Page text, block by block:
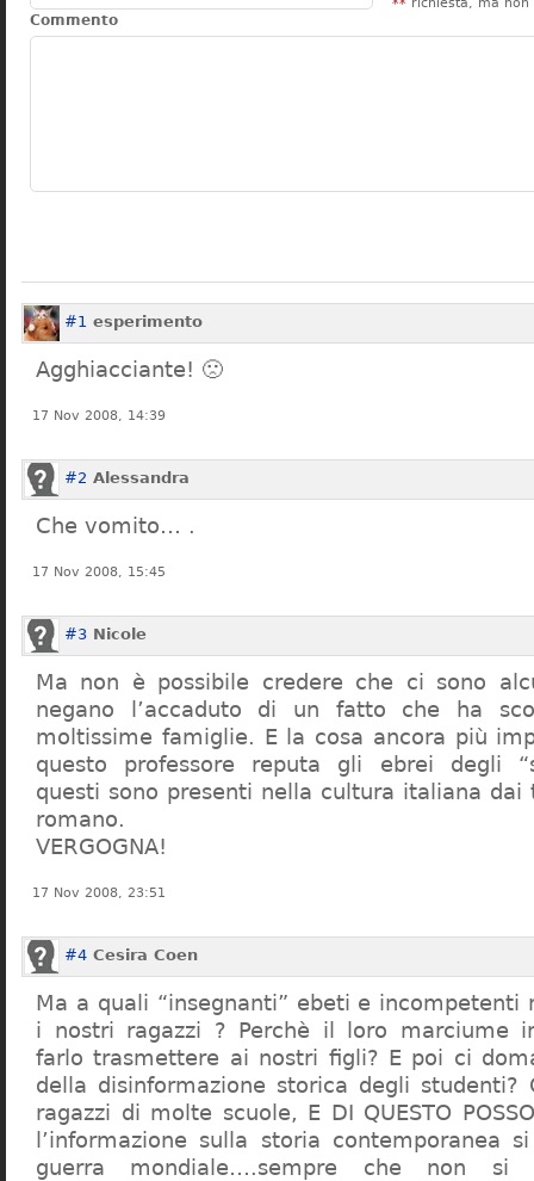
Commento
#1 esperimento
Agghiacciante! 🙁
17 Nov 2008, 14:39
#2 Alessandra
Che vomito… .
17 Nov 2008, 15:45
#3 Nicole
Ma non è possibile credere che ci sono
negano l’accaduto di un fatto che ha
moltissime famiglie. E la cosa ancora più
questo professore reputa gli ebrei degli
questi sono presenti nella cultura italiana dai
romano.
VERGOGNA!
17 Nov 2008, 23:51
#4 Cesira Coen
Ma a quali “insegnanti” ebeti e
i nostri ragazzi ? Perchè il loro marciume
farlo trasmettere ai nostri figli? E poi ci
della disinformazione storica degli
ragazzi di molte scuole, E DI QUESTO POSSO
l’informazione sulla storia contemporanea
guerra mondiale….sempre che non